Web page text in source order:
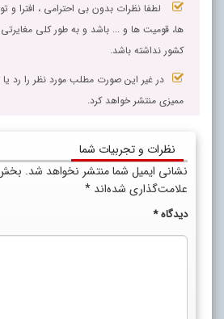
لطفا نظرات بدون بی احترامی ، افترا و
ها، قومیت ها و ... باشد و به طور کلی
کشور نداشته باشد.
در غیر این صورت مطلب مورد نظر را رد
ممیزی منتشر خواهد کرد.
نظرات و تجربیات شما
نشانی ایمیل شما منتشر نخواهد شد.
علامت‌گذاری شده‌اند *
دیدگاه*